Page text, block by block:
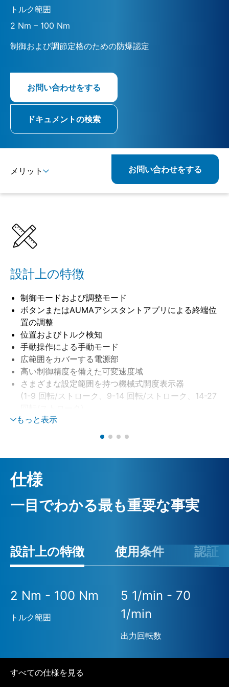
トルク範囲
2 Nm – 100 Nm
制御および調節定格のための防爆認定
お問い合わせをする
ドキュメントの検索
メリット
関連製品
お問い合わせをする
設計上の特徴
制御モードおよび調整モード
ボタンまたはAUMAアシスタントアプリによる終端位
置の調整
位置およびトルク検知
手動操作による手動モード
広範囲をカバーする電源部
高い制御精度を備えた可変速度域
さまざまな設定範囲を持つ機械式開度表示器
(1-9 回転/ストローク、9-14 回転/ストローク、14-27
もっと表示
仕様
一目でわかる最も重要な事実
設計上の特徴 使用条件 認証
2 Nm - 100 Nm
トルク範囲
5 1/min - 70
1/min
出力回転数
すべての仕様を見る